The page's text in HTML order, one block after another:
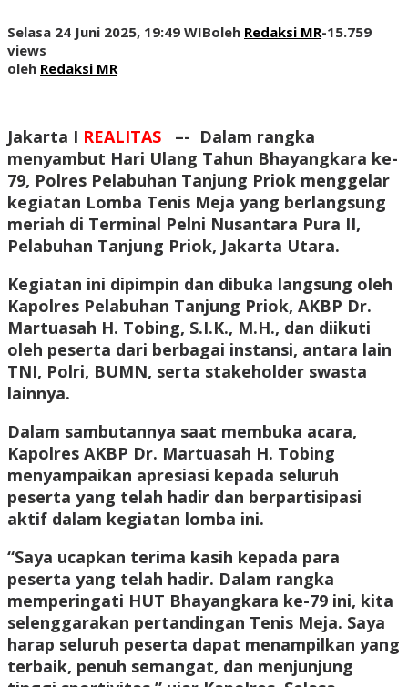
Selasa 24 Juni 2025, 19:49 WIBoleh Redaksi MR-15.759
views
oleh Redaksi MR
Jakarta I REALITAS –- Dalam rangka
menyambut Hari Ulang Tahun Bhayangkara ke-
79, Polres Pelabuhan Tanjung Priok menggelar
kegiatan Lomba Tenis Meja yang berlangsung
meriah di Terminal Pelni Nusantara Pura II,
Pelabuhan Tanjung Priok, Jakarta Utara.
Kegiatan ini dipimpin dan dibuka langsung oleh
Kapolres Pelabuhan Tanjung Priok, AKBP Dr.
Martuasah H. Tobing, S.I.K., M.H., dan diikuti
oleh peserta dari berbagai instansi, antara lain
TNI, Polri, BUMN, serta stakeholder swasta
lainnya.
Dalam sambutannya saat membuka acara,
Kapolres AKBP Dr. Martuasah H. Tobing
menyampaikan apresiasi kepada seluruh
peserta yang telah hadir dan berpartisipasi
aktif dalam kegiatan lomba ini.
“Saya ucapkan terima kasih kepada para
peserta yang telah hadir. Dalam rangka
memperingati HUT Bhayangkara ke-79 ini, kita
selenggarakan pertandingan Tenis Meja. Saya
harap seluruh peserta dapat menampilkan yang
terbaik, penuh semangat, dan menjunjung